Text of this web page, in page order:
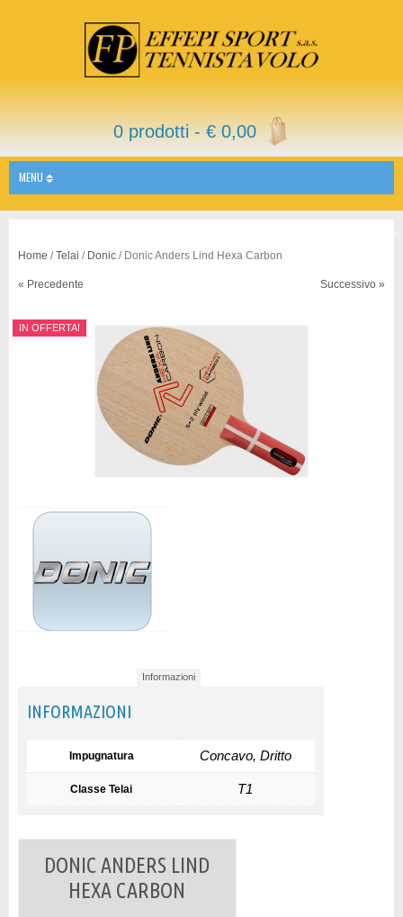
0 prodotti -€0,00
MENU
Home /Telai / Donic / Donic Anders Lind Hexa Carbon
« Precedente Successivo »
IN OFFERTA!
Informazioni
INFORMAZIONI
Impugnatura Concavo, Dritto
Classe Telai T1
DONIC ANDERS LIND
HEXA CARBON